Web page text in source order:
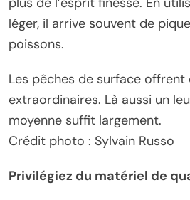
léger, il arrive souvent de
poissons.
Les pêches de surface offrent
extraordinaires. Là aussi un
moyenne suffit largement.
Crédit photo : Sylvain Russo
Privilégiez du matériel de